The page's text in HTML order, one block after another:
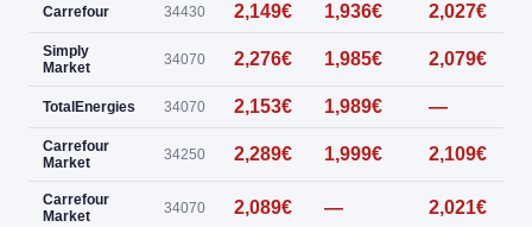
Carrefour 34430 2,149€ 1,936€ 2,027€
Simply
Market
34070 2,276€ 1,985€ 2,079€
TotalEnergies 34070 2,153€ 1,989€ —
Carrefour
Market
34250 2,289€ 1,999€ 2,109€
Carrefour
Market
34070 2,089€ — 2,021€